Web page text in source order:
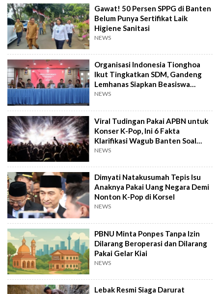
Gawat! 50 Persen SPPG di Banten
Belum Punya Sertifikat Laik
Higiene Sanitasi
NEWS
Organisasi Indonesia Tionghoa
Ikut Tingkatkan SDM, Gandeng
Lemhanas Siapkan Beasiswa
Hingga S3
NEWS
Viral Tudingan Pakai APBN untuk
Konser K-Pop, Ini 6 Fakta
Klarifikasi Wagub Banten Soal
Putrinya
NEWS
Dimyati Natakusumah Tepis Isu
Anaknya Pakai Uang Negara Demi
Nonton K-Pop di Korsel
NEWS
PBNU Minta Ponpes Tanpa Izin
Dilarang Beroperasi dan Dilarang
Pakai Gelar Kiai
NEWS
Lebak Resmi Siaga Darurat